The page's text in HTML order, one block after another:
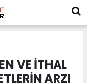
VE İTHAL
ARZI